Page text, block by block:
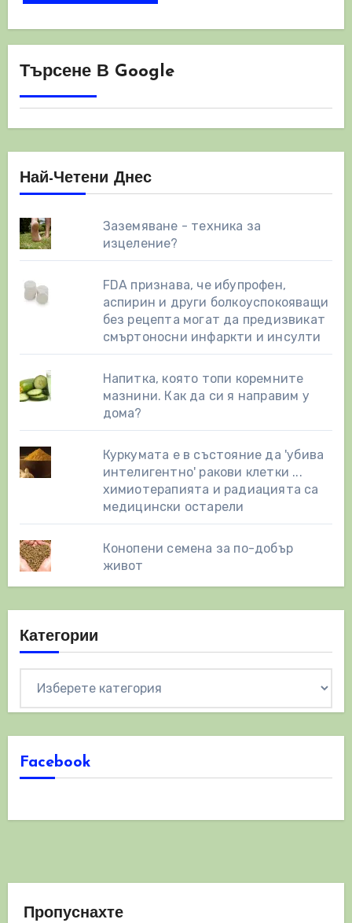
Търсене В Google
Най-Четени Днес
Заземяване - техника за
изцеление?
FDA признава, че ибупрофен,
аспирин и други болкоуспокояващи
без рецепта могат да предизвикат
смъртоносни инфаркти и инсулти
Напитка, която топи коремните
мазнини. Как да си я направим у
дома?
Куркумата е в състояние да 'убива
интелигентно' ракови клетки ...
химиотерапията и радиацията са
медицински остарели
Конопени семена за по-добър
живот
Категории
Facebook
Пропуснахте